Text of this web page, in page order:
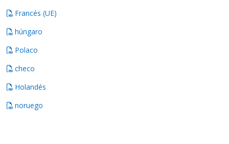
Francés (UE)
húngaro
Polaco
checo
Holandés
noruego